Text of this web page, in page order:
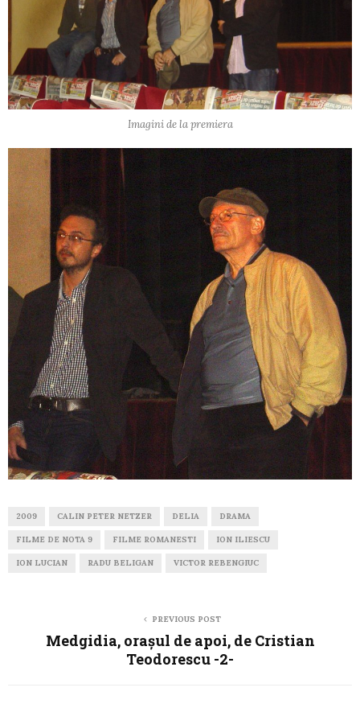
Imagini de la premiera
2009 CALIN PETER NETZER DELIA DRAMA
FILME DE NOTA 9 FILME ROMANESTI ION ILIESCU
ION LUCIAN RADU BELIGAN VICTOR REBENGIUC
PREVIOUS POST
Medgidia, oraşul de apoi, de Cristian
Teodorescu -2-